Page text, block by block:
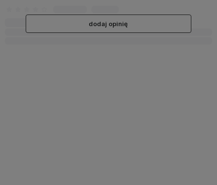
dodaj opinię